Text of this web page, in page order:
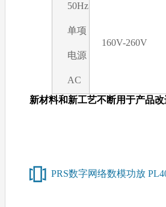
50Hz
单项
电源
AC
160V-260V
新材料和新工艺不断用于产品改
PRS数字网络数模功放